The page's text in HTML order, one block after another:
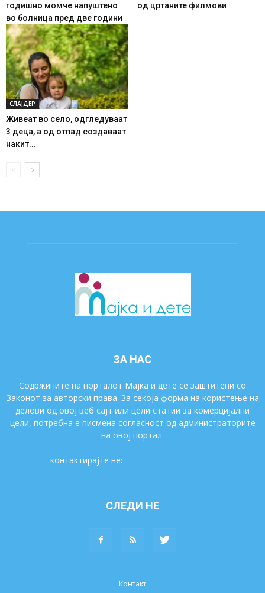
годишно момче напуштено
во болница пред две години
од цртаните филмови
СЛАЈДЕР
Живеат во село, одгледуваат
3 деца, а од отпад создаваат
накит...
ЗА НАС
Содржините на порталот Мајка и дете се заштитени со
Законот за авторски права. За секоја форма на користење на
делови од овој веб сајт или цели статии за комерцијални
цели, потребна е писмена согласност од администраторите
на овој портал.
контактирајте не:
СЛЕДИ НЕ
Контакт